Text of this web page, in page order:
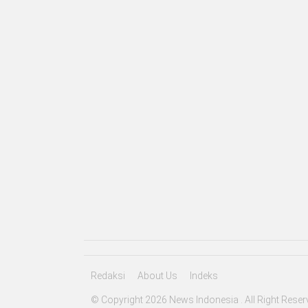
Redaksi About Us Indeks
© Copyright 2026 News Indonesia . All Right